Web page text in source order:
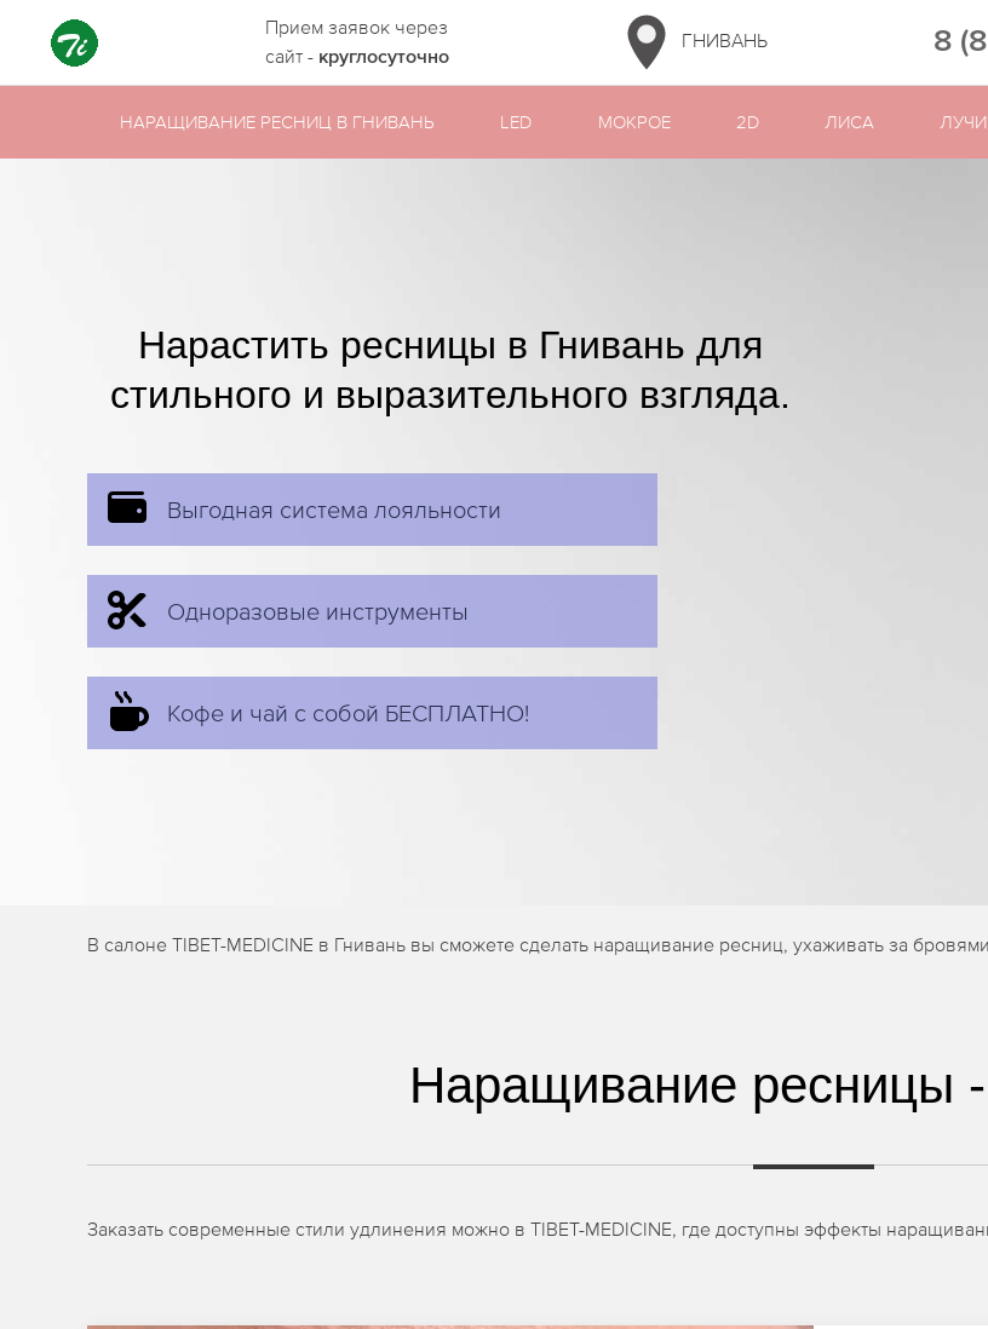
Прием заявок через
сайт - круглосуточно
ГНИВАНЬ 8
НАРАЩИВАНИЕ РЕСНИЦ В ГНИВАНЬ LED МОКРОЕ 2D ЛИСА
Нарастить ресницы в Гнивань для
стильного и выразительного взгляда.
Выгодная система лояльности
Одноразовые инструменты
Кофе и чай с собой БЕСПЛАТНО!
В салоне TIBET-MEDICINE в Гнивань вы сможете сделать наращивание ресниц, ухаживать за
Наращивание ресницы
Заказать современные стили удлинения можно в TIBET-MEDICINE, где доступны эффекты